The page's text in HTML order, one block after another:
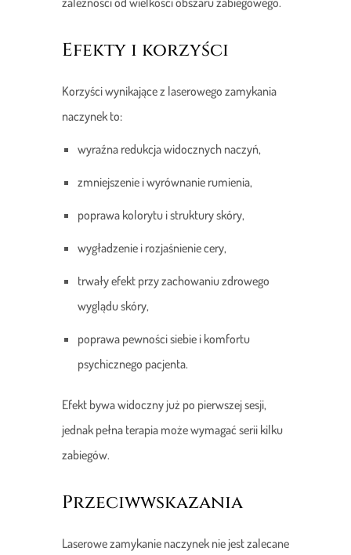
Efekty i korzyści
Korzyści wynikające z laserowego zamykania
naczynek to:
wyraźna redukcja widocznych naczyń,
zmniejszenie i wyrównanie rumienia,
poprawa kolorytu i struktury skóry,
wygładzenie i rozjaśnienie cery,
trwały efekt przy zachowaniu zdrowego
wyglądu skóry,
poprawa pewności siebie i komfortu
psychicznego pacjenta.
Efekt bywa widoczny już po pierwszej sesji,
jednak pełna terapia może wymagać serii kilku
zabiegów.
Przeciwwskazania
Laserowe zamykanie naczynek nie jest zalecane